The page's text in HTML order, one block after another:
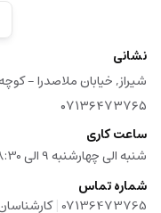
نشانی
۰۷۱۳۶۴۷۳۷۶۵
ساعت کاری
شنبه الی چهارشنبه 9 الی 18:30 / پنج شنبه ها 9 الی 14
شماره تماس
07136473765
|